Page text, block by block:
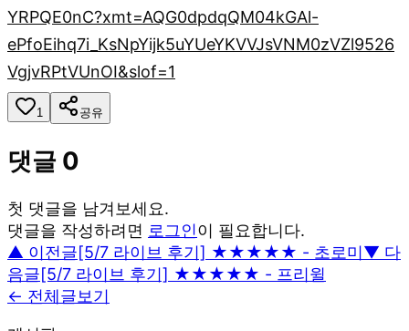
YRPQE0nC?xmt=AQG0dpdqQM04kGAl-
ePfoEihq7i_KsNpYijk5uYUeYKVVJsVNM0zVZl9526
VgjvRPtVUnOI&slof=1
1 공유
댓글 0
첫 댓글을 남겨보세요.
댓글을 작성하려면 로그인이 필요합니다.
▲ 이전글[5/7 라이브 후기] ★★★★★ - 초로미▼ 다
음글[5/7 라이브 후기] ★★★★★ - 프리윌
← 전체글보기